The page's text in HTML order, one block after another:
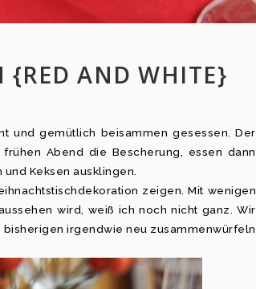
{RED AND WHITE}
und gemütlich beisammen gesessen. Der
Abend die Bescherung, essen dann
Keksen ausklingen.
zeigen. Mit wenigen
wird, weiß ich noch nicht ganz. Wir
irgendwie neu zusammenwürfeln